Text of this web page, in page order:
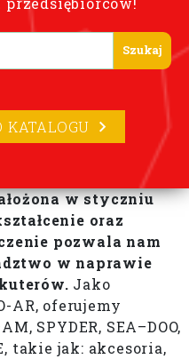
KATALOGU
w styczniu
oraz
pozwala nam
w naprawie
Jako
AR, oferujemy
SPYDER, SEA–DOO,
takie jak: akcesoria,